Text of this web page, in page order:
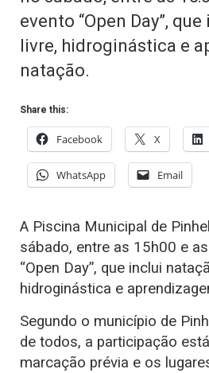
evento “Open Day”,
livre, hidroginástica e
natação.
Share this:
Facebook X
WhatsApp Email
A Piscina Municipal de
sábado, entre as 15h00 e
“Open Day”, que inclui
hidroginástica e
Segundo o município de
de todos, a participação
marcação prévia e os